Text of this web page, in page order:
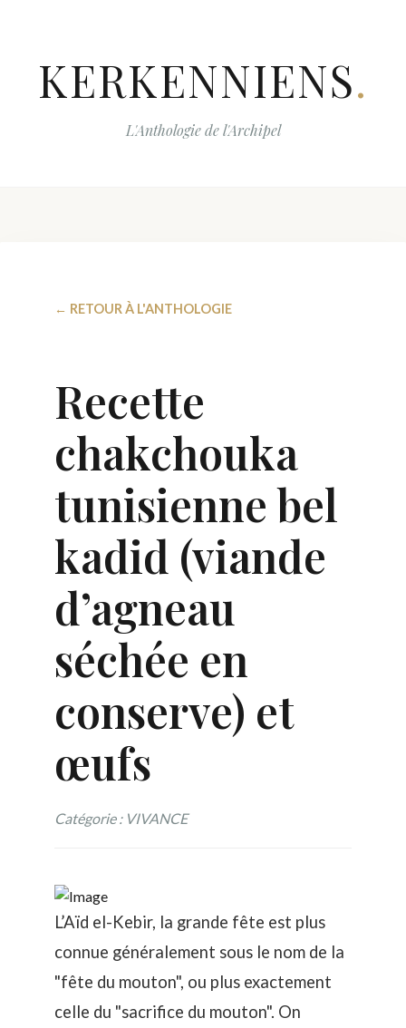
KERKENNIENS.
L'Anthologie de l'Archipel
← RETOUR À L'ANTHOLOGIE
Recette
chakchouka
tunisienne bel
kadid (viande
d’agneau
séchée en
conserve) et
œufs
Catégorie : VIVANCE
L’Aïd el-Kebir, la grande fête est plus
connue généralement sous le nom de la
"fête du mouton", ou plus exactement
celle du "sacrifice du mouton". On